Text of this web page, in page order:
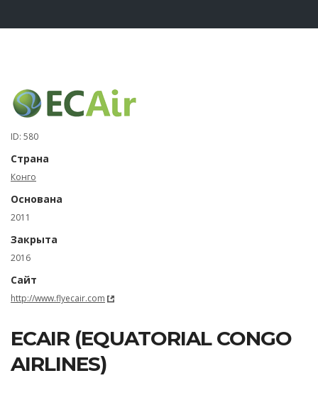
ID: 580
Страна
Конго
Основана
2011
Закрыта
2016
Сайт
http://www.flyecair.com
ECAIR (EQUATORIAL CONGO
AIRLINES)